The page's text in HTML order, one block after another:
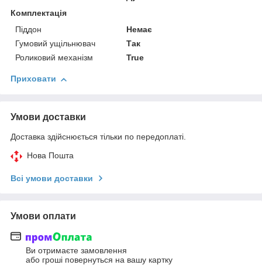
Комплектація
Піддон
Немає
Гумовий ущільнювач
Так
Роликовий механізм
True
Приховати
Умови доставки
Доставка здійснюється тільки по передоплаті.
Нова Пошта
Всі умови доставки
Умови оплати
Ви отримаєте замовлення
або гроші повернуться на вашу картку